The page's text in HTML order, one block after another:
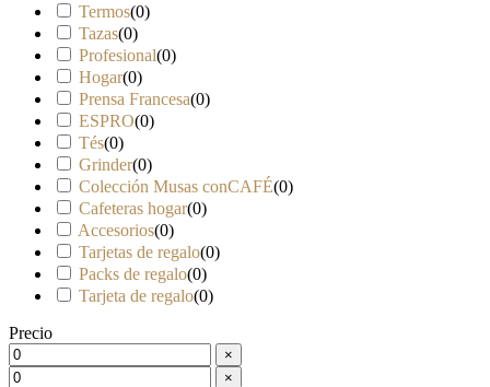
Termos(0)
Tazas(0)
Profesional(0)
Hogar(0)
Prensa Francesa(0)
ESPRO(0)
Tés(0)
Grinder(0)
Colección Musas conCAFÉ(0)
Cafeteras hogar(0)
Accesorios(0)
Tarjetas de regalo(0)
Packs de regalo(0)
Tarjeta de regalo(0)
Precio
×
×